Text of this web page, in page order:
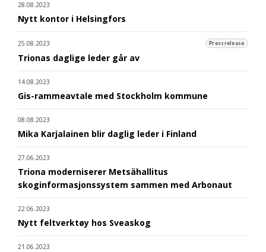
28.08.2023
Nytt kontor i Helsingfors
25.08.2023 Pressrelease
Trionas daglige leder går av
14.08.2023
Gis-rammeavtale med Stockholm kommune
08.08.2023
Mika Karjalainen blir daglig leder i Finland
27.06.2023
Triona moderniserer Metsähallitus
skoginformasjonssystem sammen med Arbonaut
22.06.2023
Nytt feltverktøy hos Sveaskog
21.06.2023